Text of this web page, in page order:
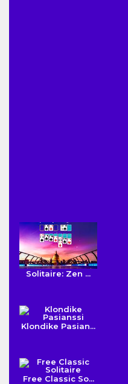
Solitaire: Zen ...
Klondike Pasian...
Free Classic So...